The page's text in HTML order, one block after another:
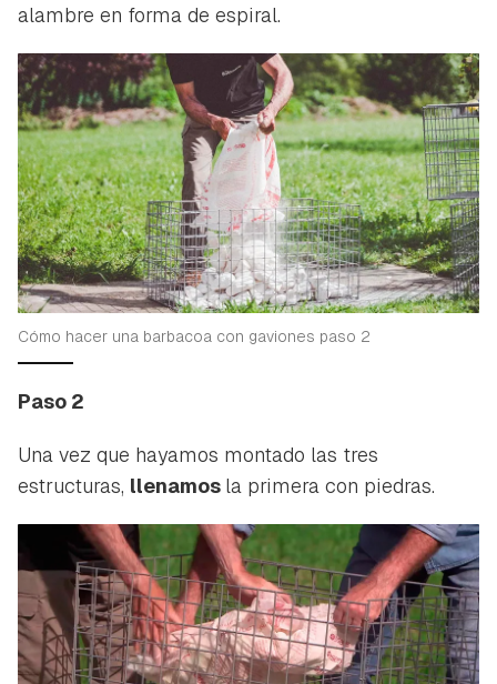
Guardar como favorito
iniciar sesión con tu cuenta de Hogarmanía.
INICIAR SESIÓN CANCELAR
alambre en forma de espiral.
Cómo hacer una barbacoa con gaviones paso 2
Paso 2
Una vez que hayamos montado las tres
estructuras, llenamos la primera con piedras.
Contenido enviado
ACEPTAR